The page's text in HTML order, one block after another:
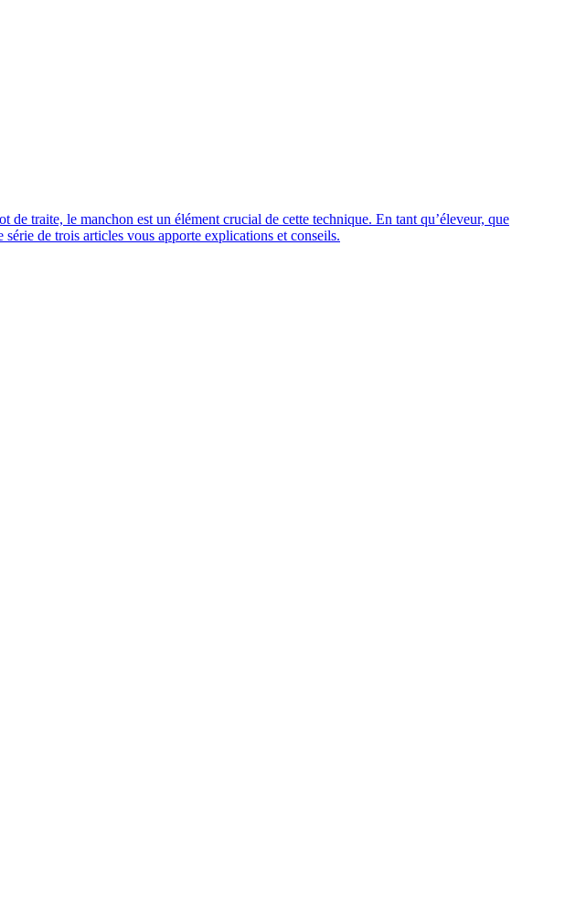
traite, le manchon est un élément crucial de cette technique. En tant qu’éleveur, que
de trois articles vous apporte explications et conseils.